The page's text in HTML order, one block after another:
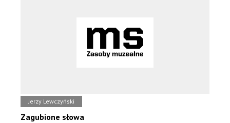
Jerzy Lewczyński
Zagubione słowa